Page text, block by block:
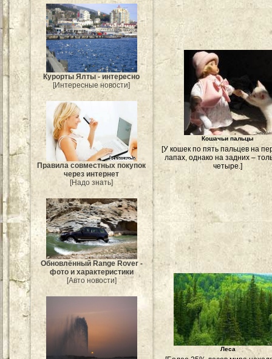
Курорты Ялты - интересно
[Интересные новости]
Правила совместных покупок
через интернет
[Надо знать]
Обновлённый Range Rover -
фото и характеристики
[Авто новости]
Кошачьи пальцы
[У кошек по пять пальцев на
лапах, однако на задних –
четыре.]
Леса